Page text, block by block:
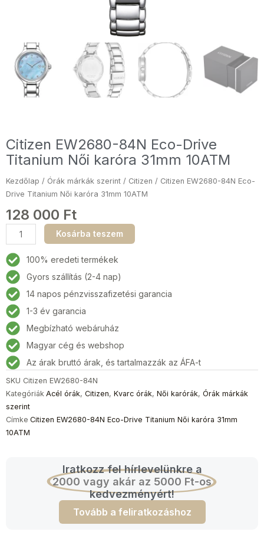
Citizen EW2680-84N Eco-Drive
Titanium Női karóra 31mm 10ATM
Kezdőlap / Órák márkák szerint / Citizen / Citizen EW2680-84N Eco-
Drive Titanium Női karóra 31mm 10ATM
128 000 Ft
Citizen
EW2680-
84N
Eco-
Drive
Titanium
Női
karóra
31mm
10ATM
mennyiség
Kosárba teszem
100% eredeti termékek
Gyors szállítás (2-4 nap)
14 napos pénzvisszafizetési garancia
1-3 év garancia
Megbízható webáruház
Magyar cég és webshop
Az árak bruttó árak, és tartalmazzák az ÁFA-t
SKU Citizen EW2680-84N
Kategóriák Acél órák, Citizen, Kvarc órák, Női karórák, Órák márkák
szerint
Címke Citizen EW2680-84N Eco-Drive Titanium Női karóra 31mm
10ATM
Iratkozz fel hírlevelünkre a
2000 vagy akár az 5000 Ft-os
kedvezményért!
Tovább a feliratkozáshoz